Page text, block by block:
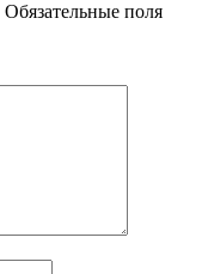
Обязательные поля